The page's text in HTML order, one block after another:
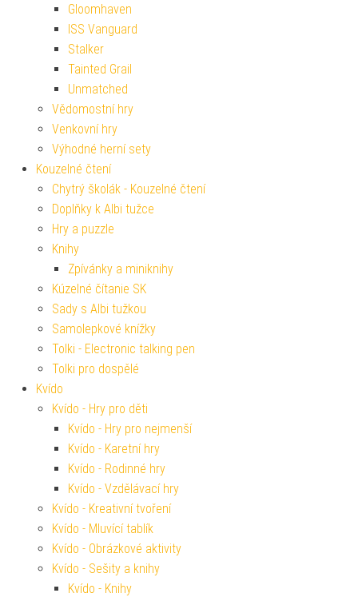
Gloomhaven
ISS Vanguard
Stalker
Tainted Grail
Unmatched
Vědomostní hry
Venkovní hry
Výhodné herní sety
Kouzelné čtení
Chytrý školák - Kouzelné čtení
Doplňky k Albi tužce
Hry a puzzle
Knihy
Zpívánky a miniknihy
Kúzelné čítanie SK
Sady s Albi tužkou
Samolepkové knížky
Tolki - Electronic talking pen
Tolki pro dospělé
Kvído
Kvído - Hry pro děti
Kvído - Hry pro nejmenší
Kvído - Karetní hry
Kvído - Rodinné hry
Kvído - Vzdělávací hry
Kvído - Kreativní tvoření
Kvído - Mluvící tablík
Kvído - Obrázkové aktivity
Kvído - Sešity a knihy
Kvído - Knihy